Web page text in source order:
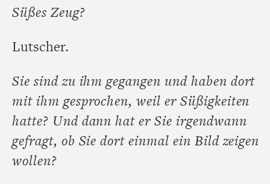
Süßes Zeug?
Lutscher.
Sie sind zu ihm gegangen und haben dort
mit ihm gesprochen, weil er Süßigkeiten
hatte? Und dann hat er Sie irgendwann
gefragt, ob Sie dort einmal ein Bild zeigen
wollen?